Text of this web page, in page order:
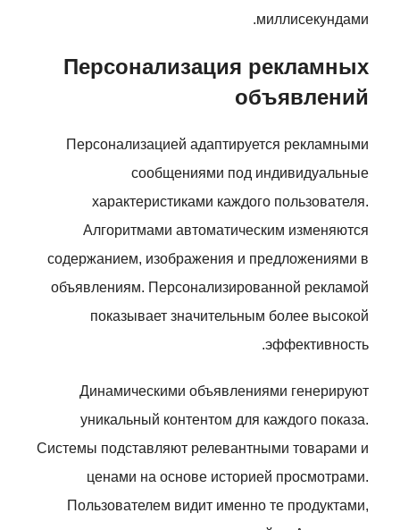
миллисекундами.
Персонализация рекламных
объявлений
Персонализацией адаптируется рекламными
сообщениями под индивидуальные
характеристиками каждого пользователя.
Алгоритмами автоматическим изменяются
содержанием, изображения и предложениями в
объявлениям. Персонализированной рекламой
показывает значительным более высокой
эффективность.
Динамическими объявлениями генерируют
уникальный контентом для каждого показа.
Системы подставляют релевантными товарами и
ценами на основе историей просмотрами.
Пользователем видит именно те продуктами,